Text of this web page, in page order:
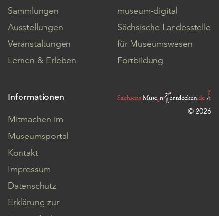
Sammlungen
Ausstellungen
Veranstaltungen
Lernen & Erleben
museum-digital
Sächsische Landesstelle
für Museumswesen
Fortbildung
Informationen
Mitmachen im
Museumsportal
Kontakt
Impressum
Datenschutz
Erklärung zur
© 2026